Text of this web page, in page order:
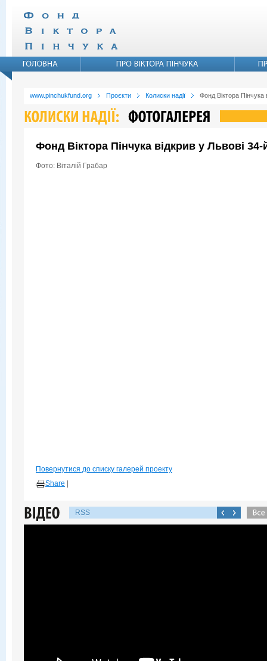
www.pinchukfund.org Проєкти Колиски надії Фонд Віктора
Фонд Віктора Пінчука відкрив у Львові
Фото: Віталій Грабар
Повернутися до списку галерей проекту
Share
RSS